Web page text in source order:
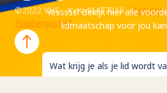
Yesssss! Bekijk hier alle
lidmaatschap voor jou
Wat krijg je als je lid wordt
©2022 VHS KvK 40477010Statuten
Flabbergasted